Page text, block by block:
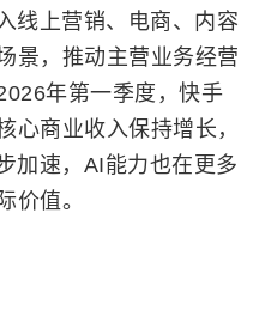
线上营销、电商、内容
景，推动主营业务经营
年第一季度，快手
心商业收入保持增长，
加速，AI能力也在更多
价值。